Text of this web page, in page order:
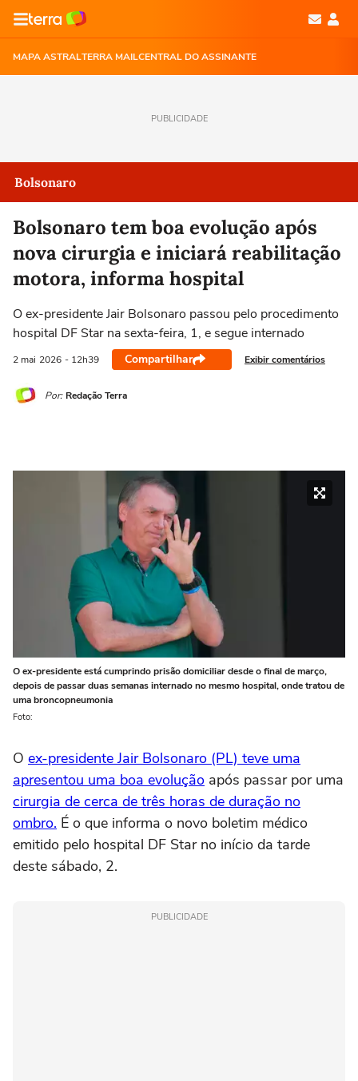
MAPA ASTRALTERRA MAILCENTRAL DO ASSINANTE
PUBLICIDADE
Bolsonaro
Bolsonaro tem boa evolução após
nova cirurgia e iniciará reabilitação
motora, informa hospital
O ex-presidente Jair Bolsonaro passou pelo procedimento
hospital DF Star na sexta-feira, 1, e segue internado
2 mai 2026 - 12h39 Compartilhar Exibir comentários
Por: Redação Terra
O ex-presidente está cumprindo prisão domiciliar desde o final de março,
depois de passar duas semanas internado no mesmo hospital, onde tratou de
uma broncopneumonia
Foto:
O ex-presidente Jair Bolsonaro (PL) teve uma
apresentou uma boa evolução após passar por uma
cirurgia de cerca de três horas de duração no
ombro. É o que informa o novo boletim médico
emitido pelo hospital DF Star no início da tarde
deste sábado, 2.
PUBLICIDADE